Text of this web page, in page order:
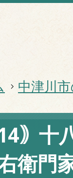
中津川
｠十
衛門